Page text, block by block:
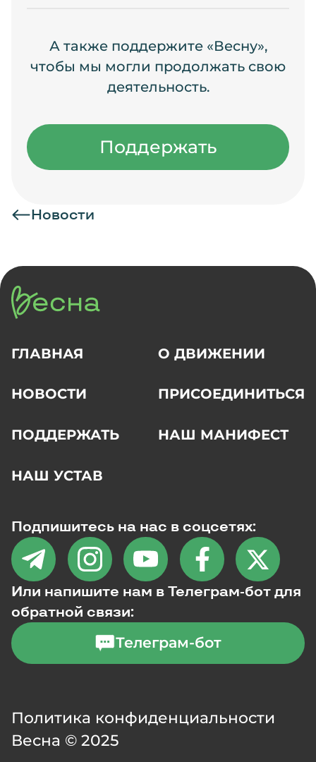
А также поддержите «Весну»,
чтобы мы могли продолжать свою
деятельность.
Поддержать
Новости
ГЛАВНАЯ О ДВИЖЕНИИ
НОВОСТИ ПРИСОЕДИНИТЬСЯ
ПОДДЕРЖАТЬ НАШ МАНИФЕСТ
НАШ УСТАВ
Подпишитесь на нас в соцсетях:
Или напишите нам в Телеграм-бот для
обратной связи:
Телеграм-бот
Политика конфиденциальности
Весна © 2025